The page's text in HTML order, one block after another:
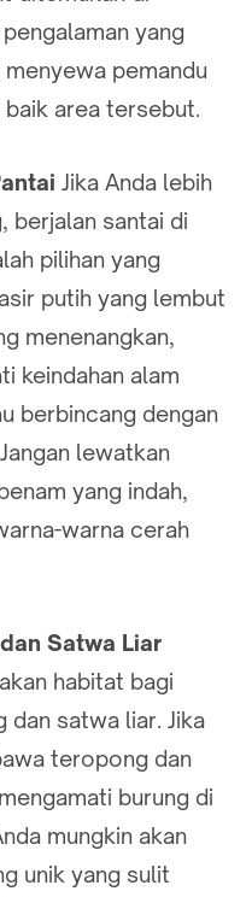
yang
pemandu
area tersebut.
Jika Anda lebih
berjalan santai di
pilihan yang
putih yang lembut
menenangkan,
keindahan alam
berbincang dengan
lewatkan
yang indah,
warna cerah
Satwa Liar
habitat bagi
dan satwa liar. Jika
teropong dan
burung di
mungkin akan
unik yang sulit